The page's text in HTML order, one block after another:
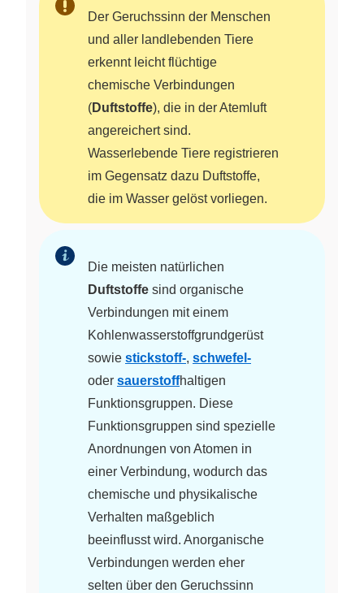
Der Geruchssinn der Menschen
und aller landlebenden Tiere
erkennt leicht flüchtige
chemische Verbindungen
(Duftstoffe), die in der Atemluft
angereichert sind.
Wasserlebende Tiere registrieren
im Gegensatz dazu Duftstoffe,
die im Wasser gelöst vorliegen.
Die meisten natürlichen
Duftstoffe sind organische
Verbindungen mit einem
Kohlenwasserstoffgrundgerüst
sowie stickstoff-, schwefel-
oder sauerstoffhaltigen
Funktionsgruppen. Diese
Funktionsgruppen sind spezielle
Anordnungen von Atomen in
einer Verbindung, wodurch das
chemische und physikalische
Verhalten maßgeblich
beeinflusst wird. Anorganische
Verbindungen werden eher
selten über den Geruchssinn